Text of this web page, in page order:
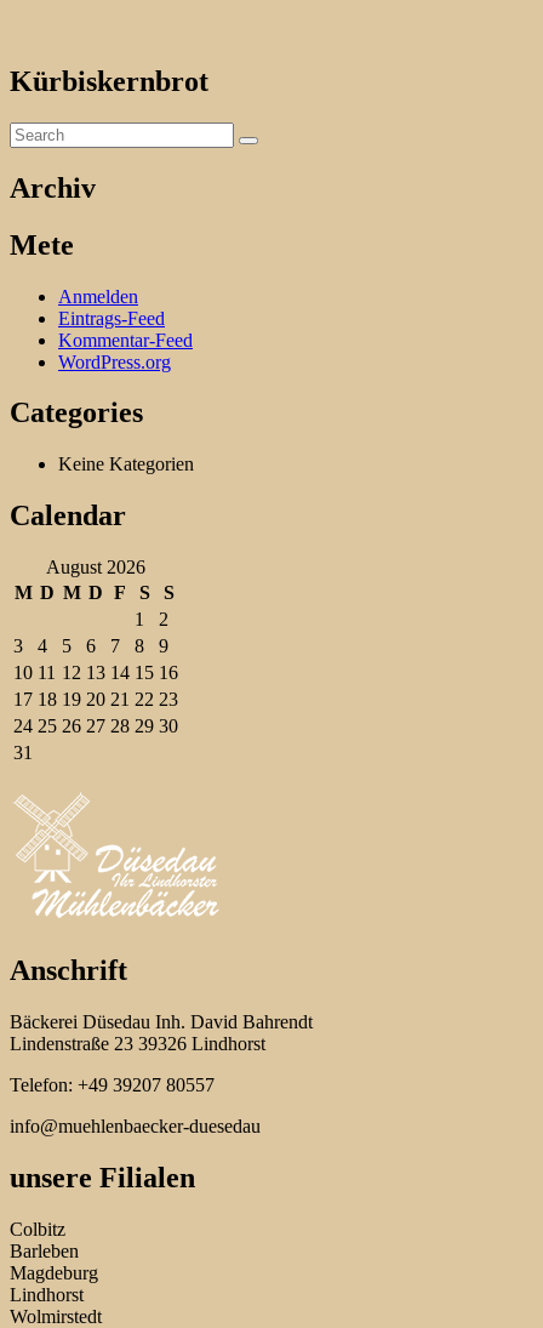
Kürbiskernbrot
Archiv
Mete
Anmelden
Eintrags-Feed
Kommentar-Feed
WordPress.org
Categories
Keine Kategorien
Calendar
August 2026
M D M D F S
S
1
2
3
4 5 6 7 8
9
10 11 12 13 14 15 16
17 18 19 20 21 22 23
24 25 26 27 28 29 30
31
Anschrift
Bäckerei Düsedau Inh. David Bahrendt
Lindenstraße 23 39326 Lindhorst
Telefon: +49 39207 80557
info@muehlenbaecker-duesedau
unsere Filialen
Colbitz
Barleben
Magdeburg
Lindhorst
Wolmirstedt